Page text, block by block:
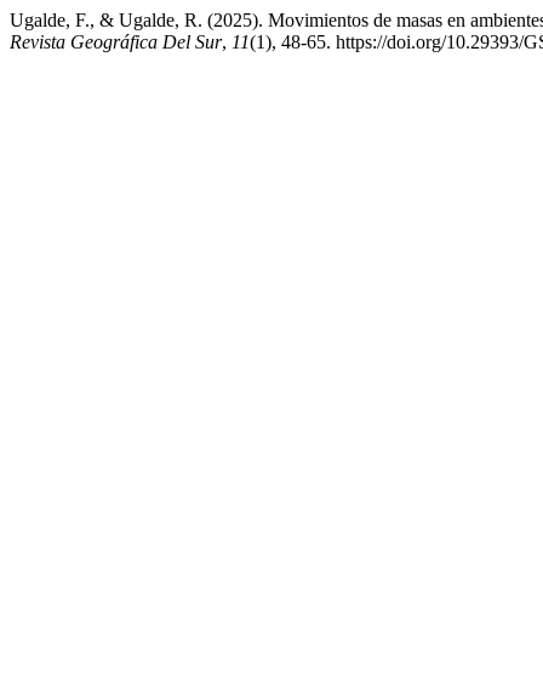
Ugalde, F., & Ugalde, R. (2025). Movimientos de masas en
Revista Geográfica Del Sur, 11(1), 48-65. https://doi.org/10.29393/